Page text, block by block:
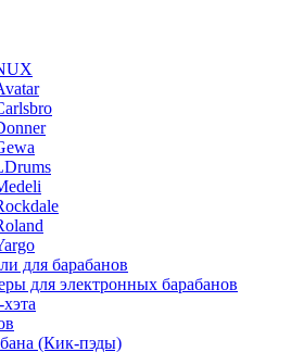
для барабанов
для электронных барабанов
(Кик-пэды)